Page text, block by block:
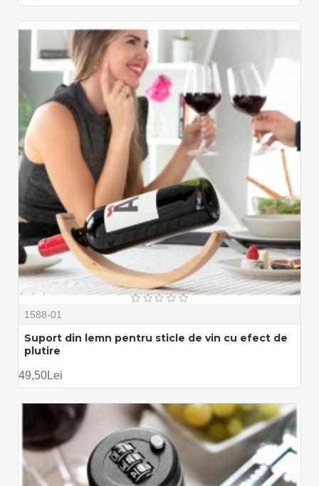
1588-01
Suport din lemn pentru sticle de vin cu efect de
plutire
49,50Lei